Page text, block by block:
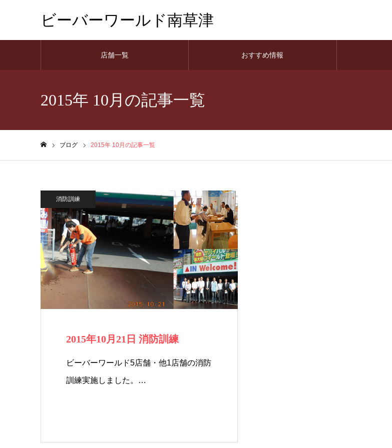
ビーバーワールド南草津
店舗一覧 おすすめ情報
2015年 10月の記事一覧
ブログ 2015年 10月の記事一覧
消防訓練
2015年10月21日 消防訓練
ビーバーワールド5店舗・他1店舗の消防
訓練実施しました。…